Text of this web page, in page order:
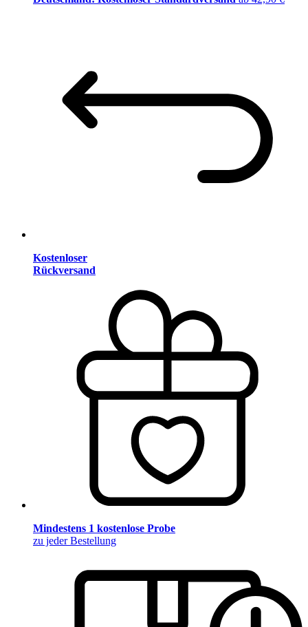
Kostenloser
Rückversand
Mindestens 1 kostenlose Probe
zu jeder Bestellung